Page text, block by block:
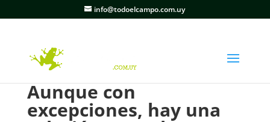
info@todoelcampo.com.uy
Aunque con
excepciones, hay una